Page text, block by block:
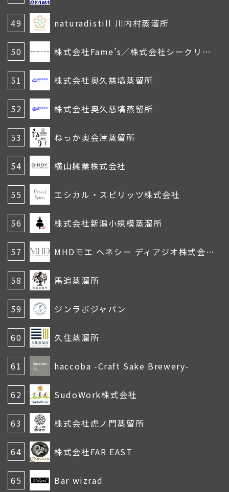
49 naturadistill 川内村蒸溜所
50 株式会社Fame’s／株式会社シークリフ・スピリッツ
51 株式会社奥久慈塙蒸留所
52 株式会社奥久慈塙蒸留所
53 ねっか奥会津蒸留所
54 横山興業株式会社
55 エシカル・スピリッツ株式会社
56 株式会社新潟小規模蒸溜所
57 MHDモエ ヘネシー ディアジオ株式会社
58 馬追蒸溜所
59 ジンラボジャパン
60 久住蒸溜所
61 haccoba -Craft Sake Brewery-
62 SudoWork株式会社
63 株式会社虎ノ門蒸留所
64 株式会社FAR EAST
65 Bar wizrad